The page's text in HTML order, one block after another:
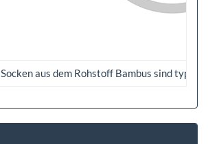
Socken aus dem Rohstoff Bambus sind